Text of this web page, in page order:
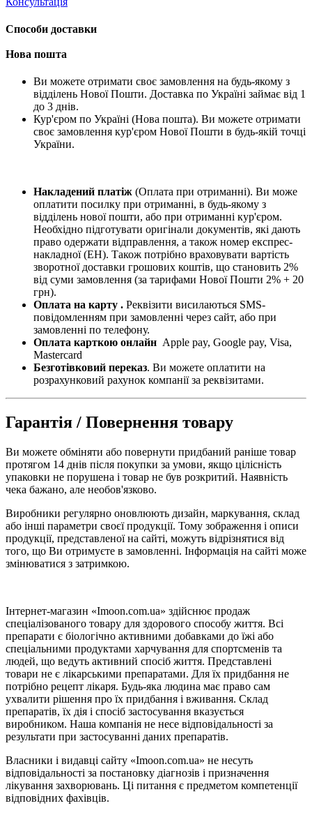
Способи доставки
Нова пошта
Ви можете отримати своє замовлення на будь-якому з
відділень Нової Пошти. Доставка по Україні займає від 1
до 3 днів.
Кур'єром по Україні (Нова пошта). Ви можете отримати
своє замовлення кур'єром Нової Пошти в будь-якій точці
України.
Накладений платіж (Оплата при отриманні). Ви може
оплатити посилку при отриманні, в будь-якому з
відділень нової пошти, або при отриманні кур'єром.
Необхідно підготувати оригінали документів, які дають
право одержати відправлення, а також номер експрес-
накладної (ЕН). Також потрібно враховувати вартість
зворотної доставки грошових коштів, що становить 2%
від суми замовлення (за тарифами Нової Пошти 2% + 20
грн).
Оплата на карту . Реквізити висилаються SMS-
повідомленням при замовленні через сайт, або при
замовленні по телефону.
Оплата карткою онлайн Apple pay, Google pay, Visa,
Mastercard
Безготівковий переказ. Ви можете оплатити на
розрахунковий рахунок компанії за реквізитами.
Гарантія / Повернення товару
Ви можете обміняти або повернути придбаний раніше товар
протягом 14 днів після покупки за умови, якщо цілісність
упаковки не порушена і товар не був розкритий. Наявність
чека бажано, але необов'язково.
Виробники регулярно оновлюють дизайн, маркування, склад
або інші параметри своєї продукції. Тому зображення і описи
продукції, представленої на сайті, можуть відрізнятися від
того, що Ви отримуєте в замовленні. Інформація на сайті може
змінюватися з затримкою.
Інтернет-магазин «Imoon.com.ua» здійснює продаж
спеціалізованого товару для здорового способу життя. Всі
препарати є біологічно активними добавками до їжі або
спеціальними продуктами харчування для спортсменів та
людей, що ведуть активний спосіб життя. Представлені
товари не є лікарськими препаратами. Для їх придбання не
потрібно рецепт лікаря. Будь-яка людина має право сам
ухвалити рішення про їх придбання і вживання. Склад
препаратів, їх дія і спосіб застосування вказується
виробником. Наша компанія не несе відповідальності за
результати при застосуванні даних препаратів.
Власники і видавці сайту «Imoon.com.ua» не несуть
відповідальності за постановку діагнозів і призначення
лікування захворювань. Ці питання є предметом компетенції
відповідних фахівців.